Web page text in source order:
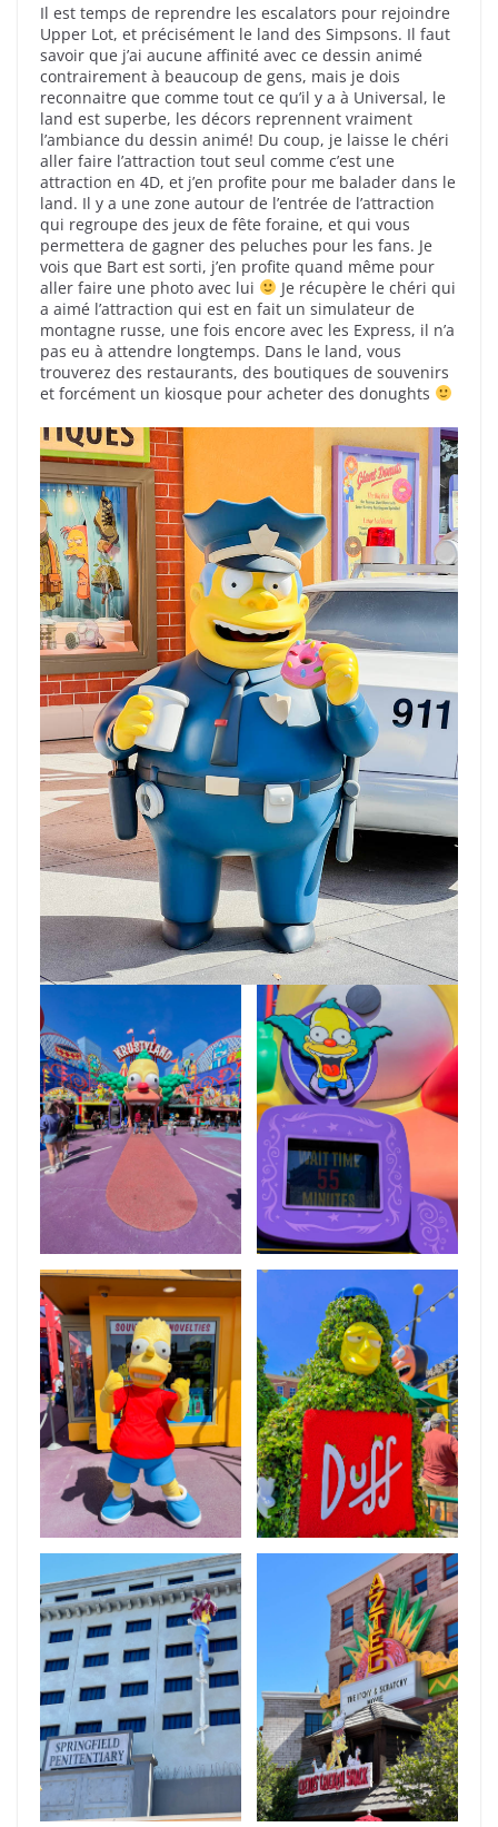
Il est temps de reprendre les escalators pour rejoindre
Upper Lot, et précisément le land des Simpsons. Il faut
savoir que j’ai aucune affinité avec ce dessin animé
contrairement à beaucoup de gens, mais je dois
reconnaitre que comme tout ce qu’il y a à Universal, le
land est superbe, les décors reprennent vraiment
l’ambiance du dessin animé! Du coup, je laisse le chéri
aller faire l’attraction tout seul comme c’est une
attraction en 4D, et j’en profite pour me balader dans le
land. Il y a une zone autour de l’entrée de l’attraction
qui regroupe des jeux de fête foraine, et qui vous
permettera de gagner des peluches pour les fans. Je
vois que Bart est sorti, j’en profite quand même pour
aller faire une photo avec lui
Je récupère le chéri qui
a aimé l’attraction qui est en fait un simulateur de
montagne russe, une fois encore avec les Express, il n’a
pas eu à attendre longtemps. Dans le land, vous
trouverez des restaurants, des boutiques de souvenirs
et forcément un kiosque pour acheter des donughts